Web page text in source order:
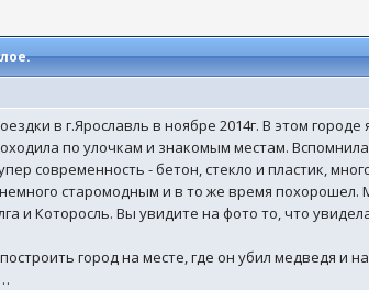
в г.Ярославль в ноябре 2014г. В этом
по улочкам и знакомым местам.
современность - бетон, стекло и пластик,
старомодным и в то же время
и Которосль. Вы увидите на фото то, что
город на месте, где он убил медведя и